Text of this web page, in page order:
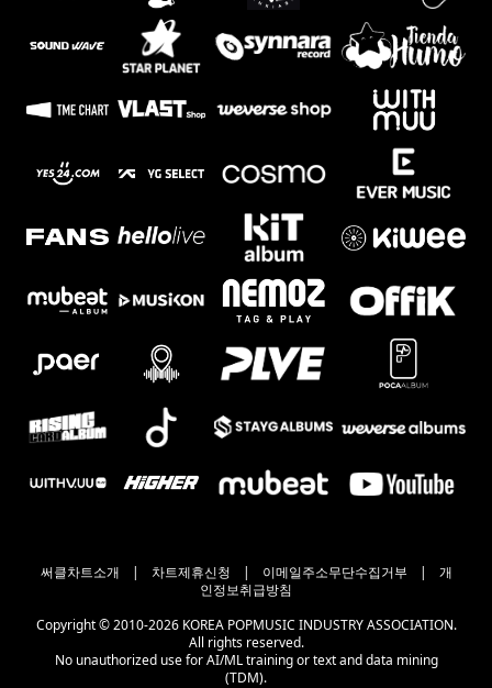
써클차트소개 | 차트제휴신청 | 이메일주소무단수집거부 |
개
인정보취급방침
Copyright © 2010-2026 KOREA POPMUSIC INDUSTRY ASSOCIATION.
All rights reserved.
No unauthorized use for AI/ML training or text and data mining
(TDM).